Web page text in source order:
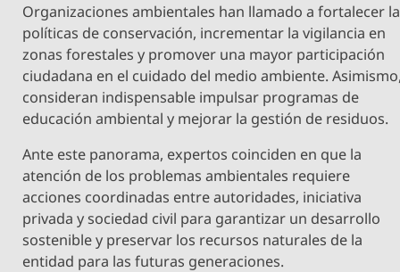
Organizaciones ambientales han llamado a fortalecer
políticas de conservación, incrementar la vigilancia en
zonas forestales y promover una mayor participación
ciudadana en el cuidado del medio ambiente.
consideran indispensable impulsar programas de
educación ambiental y mejorar la gestión de residuos.
Ante este panorama, expertos coinciden en que la
atención de los problemas ambientales requiere
acciones coordinadas entre autoridades, iniciativa
privada y sociedad civil para garantizar un desarrollo
sostenible y preservar los recursos naturales de la
entidad para las futuras generaciones.